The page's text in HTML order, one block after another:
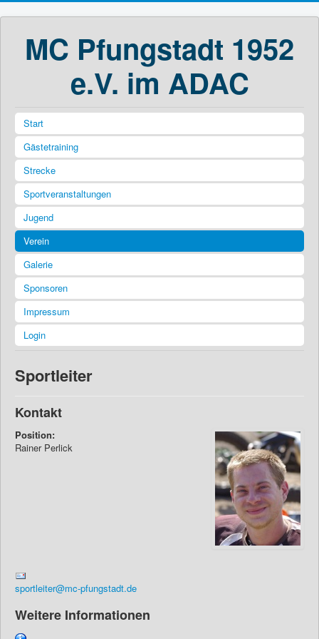
MC Pfungstadt 1952
e.V. im ADAC
Start
Gästetraining
Strecke
Sportveranstaltungen
Jugend
Verein
Galerie
Sponsoren
Impressum
Login
Sportleiter
Kontakt
Position:
Rainer Perlick
sportleiter@mc-pfungstadt.de
Weitere Informationen